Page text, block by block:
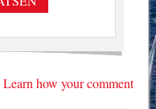
Learn how your comment